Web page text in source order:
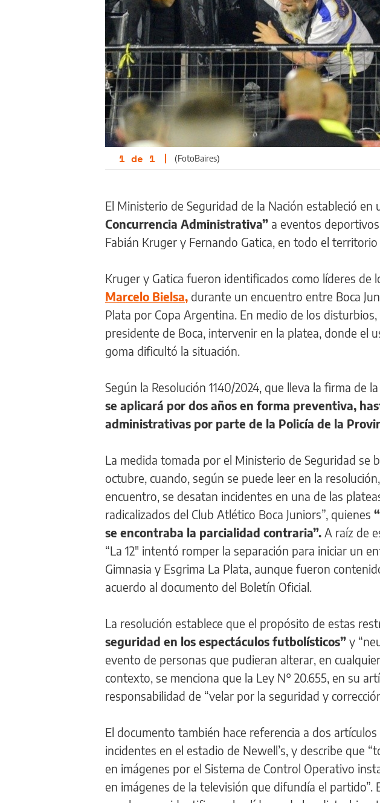
1 de 1 | (FotoBaires)
El Ministerio de Seguridad de la Nación estableció en
Concurrencia Administrativa” a eventos
Fabián Kruger y Fernando Gatica, en todo el territorio
Kruger y Gatica fueron identificados como líderes de
Marcelo Bielsa, durante un encuentro entre Boca
Plata por Copa Argentina. En medio de los disturbios,
presidente de Boca, intervenir en la platea, donde el
goma dificultó la situación.
Según la Resolución 1140/2024, que lleva la firma de
se aplicará por dos años en forma preventiva,
administrativas por parte de la Policía de la
La medida tomada por el Ministerio de Seguridad se
octubre, cuando, según se puede leer en la
encuentro, se desatan incidentes en una de las
radicalizados del Club Atlético Boca Juniors”, quienes
se encontraba la parcialidad contraria”. A raíz de
“La 12″ intentó romper la separación para iniciar un
Gimnasia y Esgrima La Plata, aunque fueron
acuerdo al documento del Boletín Oficial.
La resolución establece que el propósito de estas
seguridad en los espectáculos futbolísticos” y
evento de personas que pudieran alterar, en
contexto, se menciona que la Ley N° 20.655, en su
responsabilidad de “velar por la seguridad y
El documento también hace referencia a dos
incidentes en el estadio de Newell’s, y describe que
en imágenes por el Sistema de Control Operativo
en imágenes de la televisión que difundía el